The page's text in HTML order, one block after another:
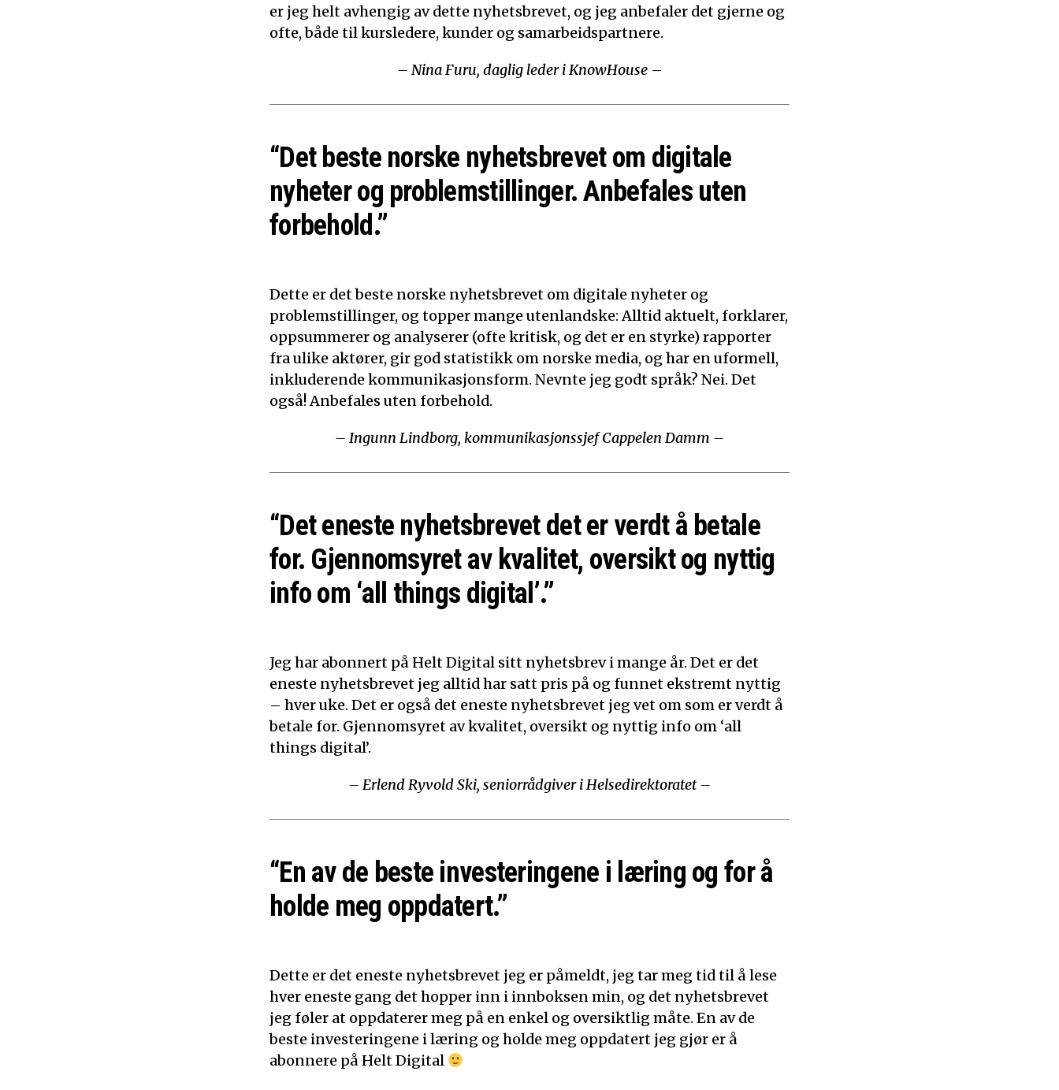
er jeg helt avhengig av dette nyhetsbrevet, og jeg anbefaler det gjerne og
ofte, både til kursledere, kunder og samarbeidspartnere.
– Nina Furu, daglig leder i KnowHouse–
“Det beste norske nyhetsbrevet om digitale
nyheter og problemstillinger. Anbefales uten
forbehold.”
Dette er det beste norske nyhetsbrevet om digitale nyheter og
problemstillinger, og topper mange utenlandske: Alltid aktuelt, forklarer,
oppsummerer og analyserer (ofte kritisk, og det er en styrke) rapporter
fra ulike aktører, gir god statistikk om norske media, og har en uformell,
inkluderende kommunikasjonsform. Nevnte jeg godt språk? Nei. Det
også! Anbefales uten forbehold.
– Ingunn Lindborg, kommunikasjonssjef Cappelen Damm –
“Det eneste nyhetsbrevet det er verdt å betale
for. Gjennomsyret av kvalitet, oversikt og nyttig
info om ‘all things digital’.”
Jeg har abonnert på Helt Digital sitt nyhetsbrev i mange år. Det er det
eneste nyhetsbrevet jeg alltid har satt pris på og funnet ekstremt nyttig
– hver uke. Det er også det eneste nyhetsbrevet jeg vet om som er verdt å
betale for. Gjennomsyret av kvalitet, oversikt og nyttig info om ‘all
things digital’.
– Erlend Ryvold Ski, seniorrådgiver i Helsedirektoratet –
“En av de beste investeringene i læring og for å
holde meg oppdatert.”
Dette er det eneste nyhetsbrevet jeg er påmeldt, jeg tar meg tid til å lese
hver eneste gang det hopper inn i innboksen min, og det nyhetsbrevet
jeg føler at oppdaterer meg på en enkel og oversiktlig måte. En av de
beste investeringene i læring og holde meg oppdatert jeg gjør er å
abonnere på Helt Digital